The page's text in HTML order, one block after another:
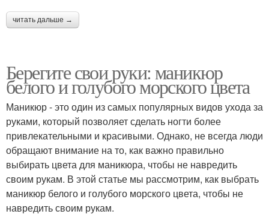
читать дальше →
Берегите свои руки: маникюр
белого и голубого морского цвета
Маникюр - это один из самых популярных видов ухода за
руками, который позволяет сделать ногти более
привлекательными и красивыми. Однако, не всегда люди
обращают внимание на то, как важно правильно
выбирать цвета для маникюра, чтобы не навредить
своим рукам. В этой статье мы рассмотрим, как выбрать
маникюр белого и голубого морского цвета, чтобы не
навредить своим рукам.